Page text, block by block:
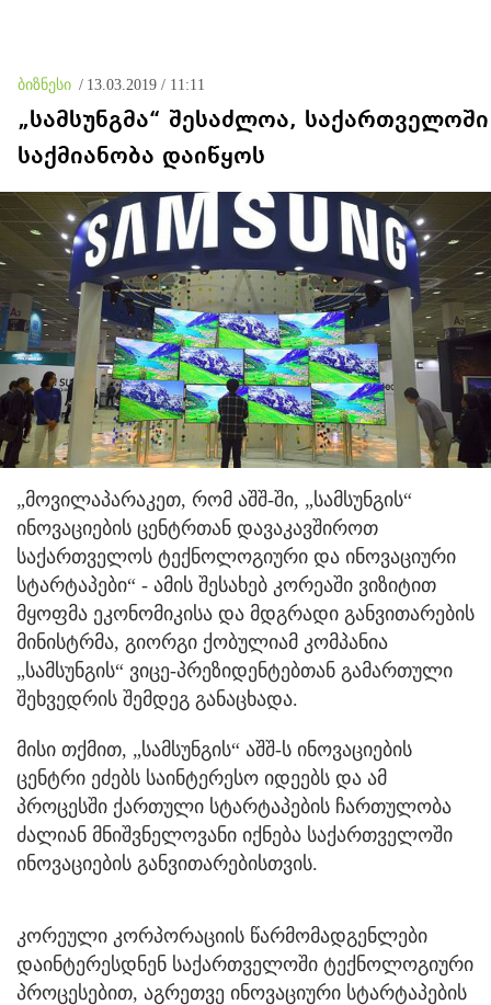
ბიზნესი / 13.03.2019 / 11:11
„სამსუნგმა“ შესაძლოა, საქართველოში
საქმიანობა დაიწყოს
„მოვილაპარაკეთ, რომ აშშ-ში, „სამსუნგის“
ინოვაციების ცენტრთან დავაკავშიროთ
საქართველოს ტექნოლოგიური და ინოვაციური
სტარტაპები“ - ამის შესახებ კორეაში ვიზიტით
მყოფმა ეკონომიკისა და მდგრადი განვითარების
მინისტრმა, გიორგი ქობულიამ კომპანია
„სამსუნგის“ ვიცე-პრეზიდენტებთან გამართული
შეხვედრის შემდეგ განაცხადა.
მისი თქმით, „სამსუნგის“ აშშ-ს ინოვაციების
ცენტრი ეძებს საინტერესო იდეებს და ამ
პროცესში ქართული სტარტაპების ჩართულობა
ძალიან მნიშვნელოვანი იქნება საქართველოში
ინოვაციების განვითარებისთვის.
კორეული კორპორაციის წარმომადგენლები
დაინტერესდნენ საქართველოში ტექნოლოგიური
პროცესებით, აგრეთვე ინოვაციური სტარტაპების